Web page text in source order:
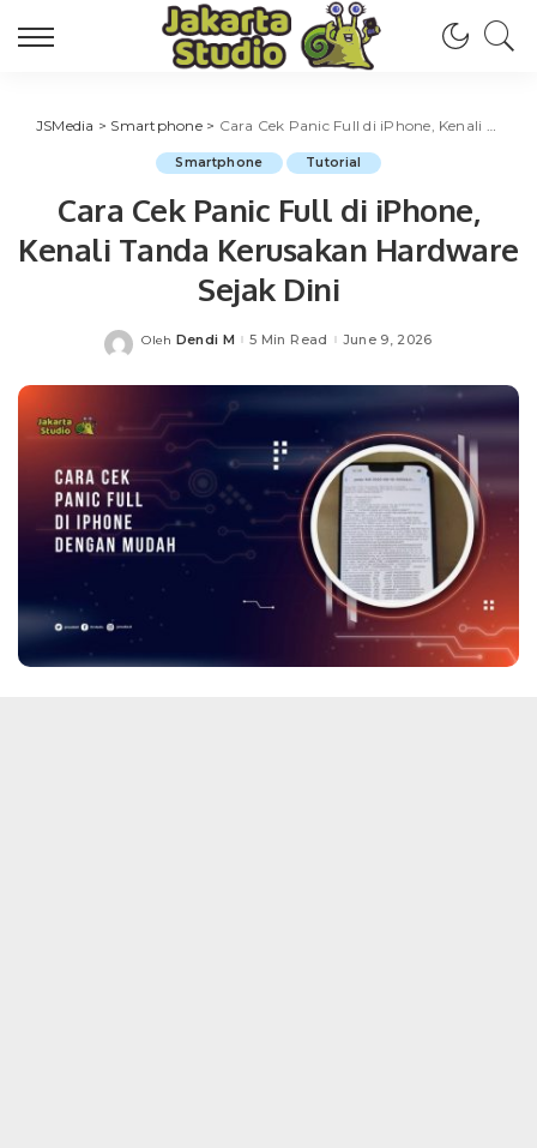
JSMedia > Smartphone> Cara Cek Panic Full di iPhone, Kenali Tanda Kerusakan Hardware Sejak Dini
Smartphone Tutorial
Cara Cek Panic Full di iPhone,
Kenali Tanda Kerusakan Hardware
Sejak Dini
Posted
Oleh Dendi M 5 Min Read June 9, 2026